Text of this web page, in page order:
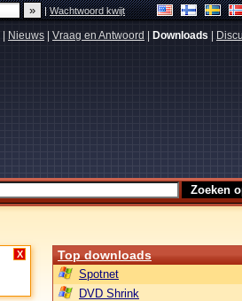
|Wachtwoord kwijt
Nieuws Vraag en Antwoord Downloads
X Top downloads
Spotnet
DVD Shrink